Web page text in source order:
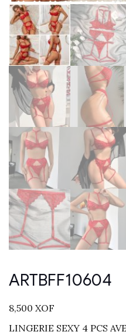
ARTBFF10604
8,500 XOF
LINGERIE SEXY 4 PCS